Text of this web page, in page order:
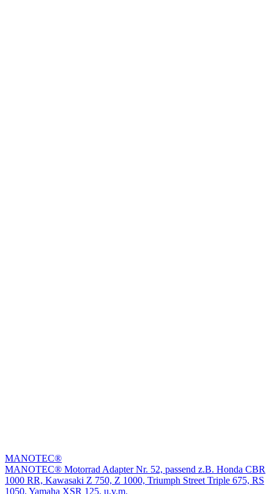
MANOTEC®
MANOTEC® Motorrad Adapter Nr. 52, passend z.B. Honda CBR
1000 RR, Kawasaki Z 750, Z 1000, Triumph Street Triple 675, RS
1050, Yamaha XSR 125, u.v.m.